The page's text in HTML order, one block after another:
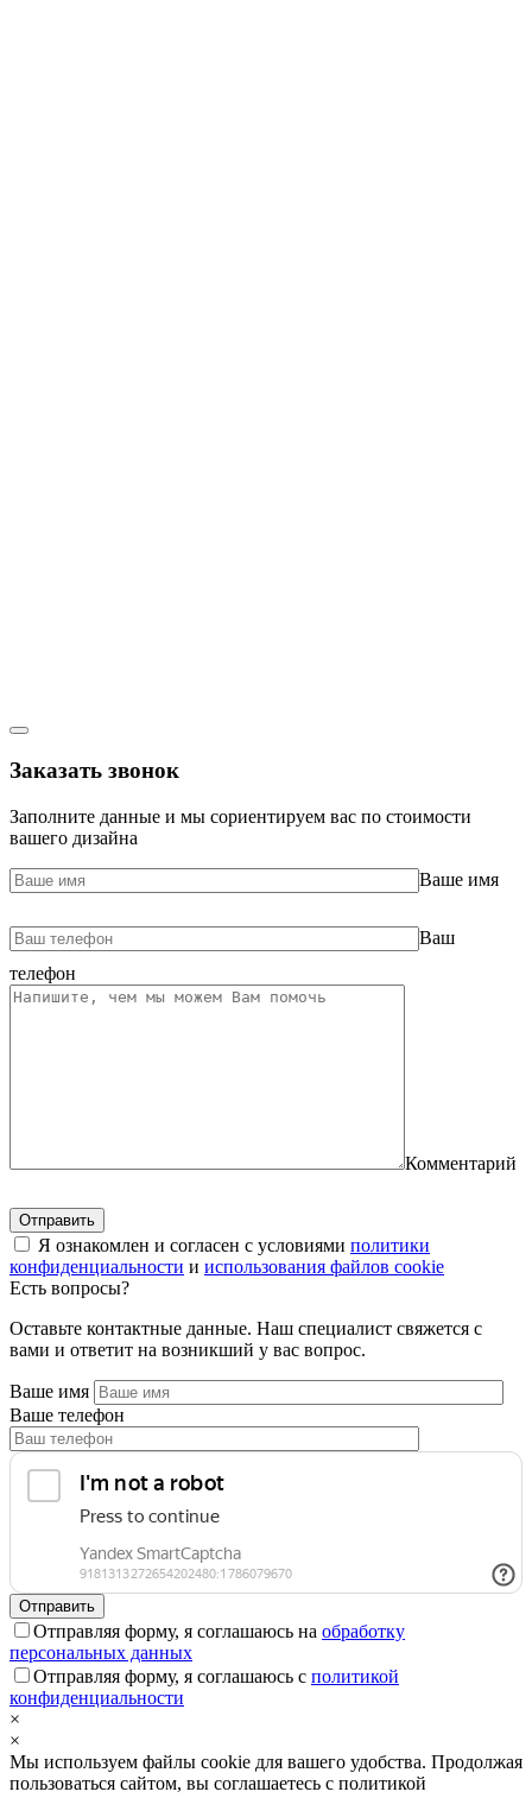
Заказать звонок
Заполните данные и мы сориентируем вас по стоимости
вашего дизайна
Ваше имя
Ваш
телефон
Комментарий
Я ознакомлен и согласен с условиями политики
конфиденциальности и использования файлов cookie
Есть вопросы?
Оставьте контактные данные. Наш специалист свяжется с
вами и ответит на возникший у вас вопрос.
Ваше имя
Ваше телефон
Отправляя форму, я соглашаюсь на обработку
персональных данных
Отправляя форму, я соглашаюсь с политикой
конфиденциальности
×
×
Мы используем файлы cookie для вашего удобства. Продолжая
пользоваться сайтом, вы соглашаетесь с политикой